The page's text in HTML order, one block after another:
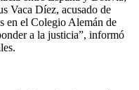
Vaca Díez, acusado de
en el Colegio Alemán de
a la justicia”, informó